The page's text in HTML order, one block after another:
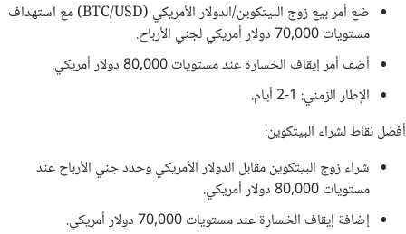
ضع أمر بيع زوج البيتكوين/الدولار الأمريكي (BTC/USD) مع استهداف
مستويات 70,000 دولار أمريكي لجني الأرباح.
أضف أمر إيقاف الخسارة عند مستويات 80,000 دولار أمريكي.
الإطار الزمني: 1-2 أيام.
أفضل نقاط لشراء البيتكوين:
شراء زوج البيتكوين مقابل الدولار الأمريكي وحدد جني الأرباح عند
مستويات 80,000 دولار أمريكي.
إضافة إيقاف الخسارة عند مستويات 70,000 دولار أمريكي.